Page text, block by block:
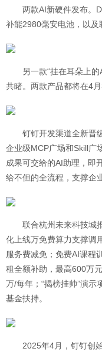
两款AI新硬件发布。
补能2980毫安电池，以及
另一款“挂在耳朵上的
共睹。两款产品都将在4月
钉钉开发渠道全新晋级
企业级MCP广场和Skill广
成果可交给的AI助理，即
给不但的全流程，支撑企
联合杭州未来科技城推
化上线万免费算力支撑调
服务费减免；免费AI课程
租全额补助，最高600万
万/每年；“揭榜挂帅”演
基金扶持。
2025年4月，钉钉创始